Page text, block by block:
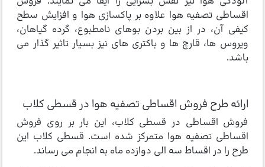
اقساطی تصفیه هوا علاوه بر پاکسازی هوا و افزایش سطح
کیفی آن، در از بین بردن بوهای نامطبوع، گرده گیاهان،
ویروس ها، قارچ ها و باکتری های نیز بسیار تاثیر گذار می
باشد.
ارائه طرح فروش اقساطی تصفیه هوا در قسطی کلاب
فروش اقساطی در قسطی کلاب، این بار بر روی فروش
اقساطی تصفیه هوا متمرکز شده است. قسطی کلاب این
طرح را در اقساط سه الی دوازده ماه به انجام می رساند.